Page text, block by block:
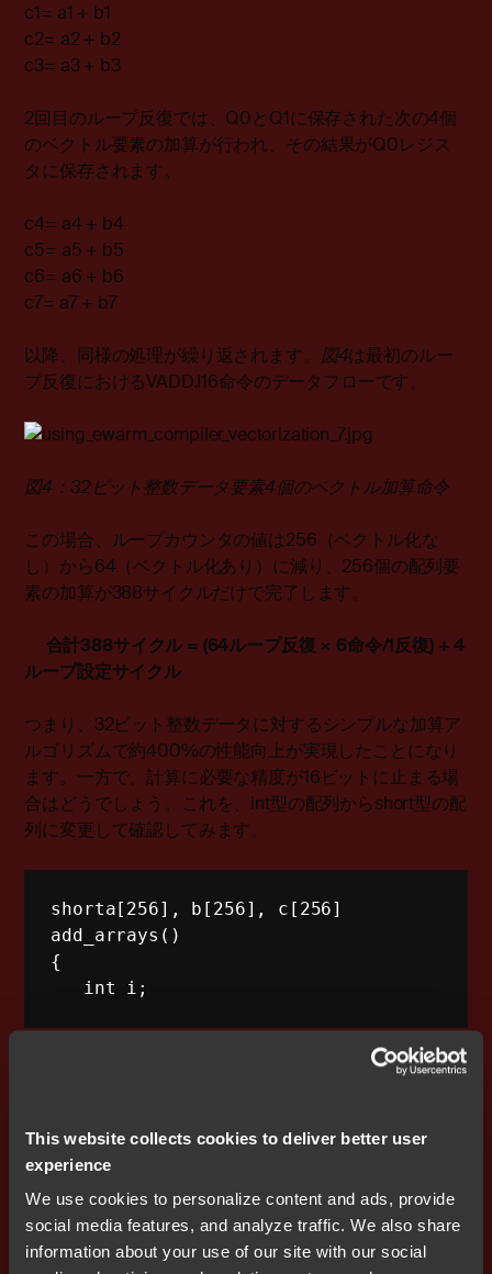
This website collects cookies to deliver better user
experience
We use cookies to personalize content and ads, provide
social media features, and analyze traffic. We also share
information about your use of our site with our social
c1= a1 + b1
c2= a2 + b2
c3= a3 + b3
2回目のループ反復では、Q0とQ1に保存された次の4個
のベクトル要素の加算が行われ、その結果がQ0レジス
タに保存されます。
c4= a4 + b4
c5= a5 + b5
c6= a6 + b6
c7= a7 + b7
以降、同様の処理が繰り返されます。 図4は最初のルー
プ反復におけるVADD.I16命令のデータフローです。
図4：32ビット整数データ要素4個のベクトル加算命令
この場合、ループカウンタの値は256（ベクトル化な
し）から64（ベクトル化あり）に減り、256個の配列要
素の加算が388サイクルだけで完了します。
合計388サイクル = (64ループ反復 × 6命令/1反復) + 4
ループ設定サイクル
つまり、32ビット整数データに対するシンプルな加算ア
ルゴリズムで約400%の性能向上が実現したことになり
ます。一方で、計算に必要な精度が16ビットに止まる場
合はどうでしょう。これを、int型の配列からshort型の配
列に変更して確認してみます。
shorta [ 256] , b [ 256] , c [ 256]
add_arrays ( )
{
int i ;
      c
[i] = a[i] + b [i];
}
}